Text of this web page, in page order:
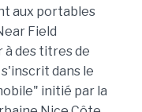
aux portables
Field
à des titres de
dans le
initié par la